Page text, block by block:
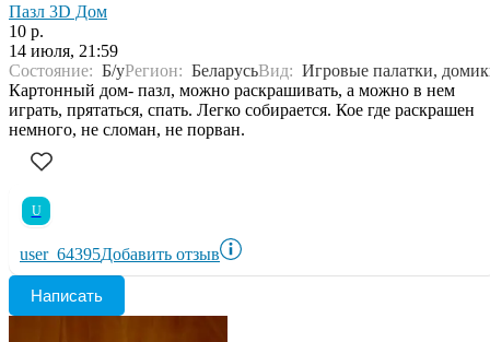
Пазл 3D Дом
10 р.
14 июля, 21:59
Состояние: Б/уРегион: БеларусьВид: Игровые палатки,
Картонный дом- пазл, можно раскрашивать, а можно в нем
играть, прятаться, спать. Легко собирается. Кое где раскрашен
немного, не сломан, не порван.
U
user_64395Добавить отзыв
Написать